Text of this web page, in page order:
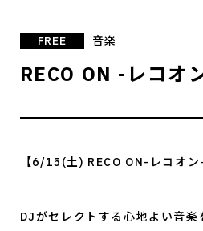
FREE 音楽
RECO ON -レコオ
【6/15(土) RECO ON-レコオン
DJがセレクトする心地よい音楽